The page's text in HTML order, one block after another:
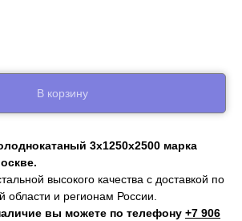
В корзину
3х1250х2500 марка
высокого качества с доставкой по
области и регионам России.
вы можете по телефону +7 906